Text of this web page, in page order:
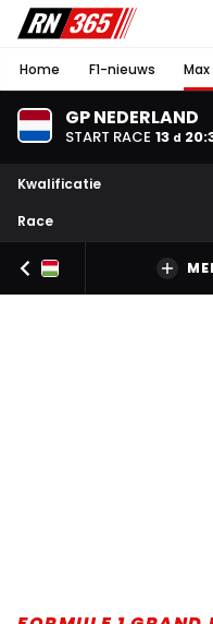
Home F1-nieuws
GP NEDERLAND
START RACE 13 d 20:
Kwalificatie
Race